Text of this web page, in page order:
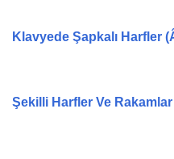
Klavyede Şapkalı Harfler
Şekilli Harfler Ve Rakamlar